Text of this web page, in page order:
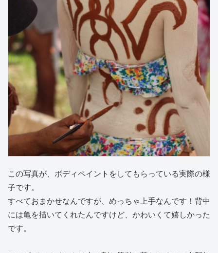
この写真が、ボディペイントをしてもらっている実際の様
子です。
すべておまかせなんですが、めっちゃ上手なんです！背中
には亀を描いてくれたんですけど、かわいくて嬉しかった
です。